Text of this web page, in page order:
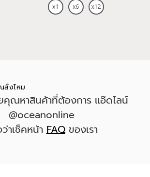
งไหม
คุณหาสินค้าที่ต้องการ แอ๊ดไลน์
@oceanonline
าเช็คหน้าFAQของเรา